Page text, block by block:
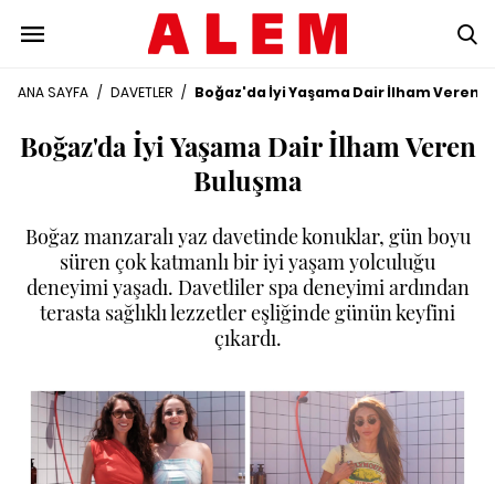
ANA SAYFA / DAVETLER / Boğaz'da İyi Yaşama Dair İlham Veren
Boğaz'da İyi Yaşama Dair İlham Veren
Buluşma
Boğaz manzaralı yaz davetinde konuklar, gün boyu
süren çok katmanlı bir iyi yaşam yolculuğu
deneyimi yaşadı. Davetliler spa deneyimi ardından
terasta sağlıklı lezzetler eşliğinde günün keyfini
çıkardı.